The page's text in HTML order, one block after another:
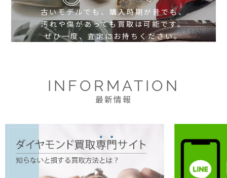
古いモデルでも、購入時期が昔でも、
汚れや傷があっても買取は可能です。
ぜひ一度、査定にお持ちください。
INFORMATION
最新情報